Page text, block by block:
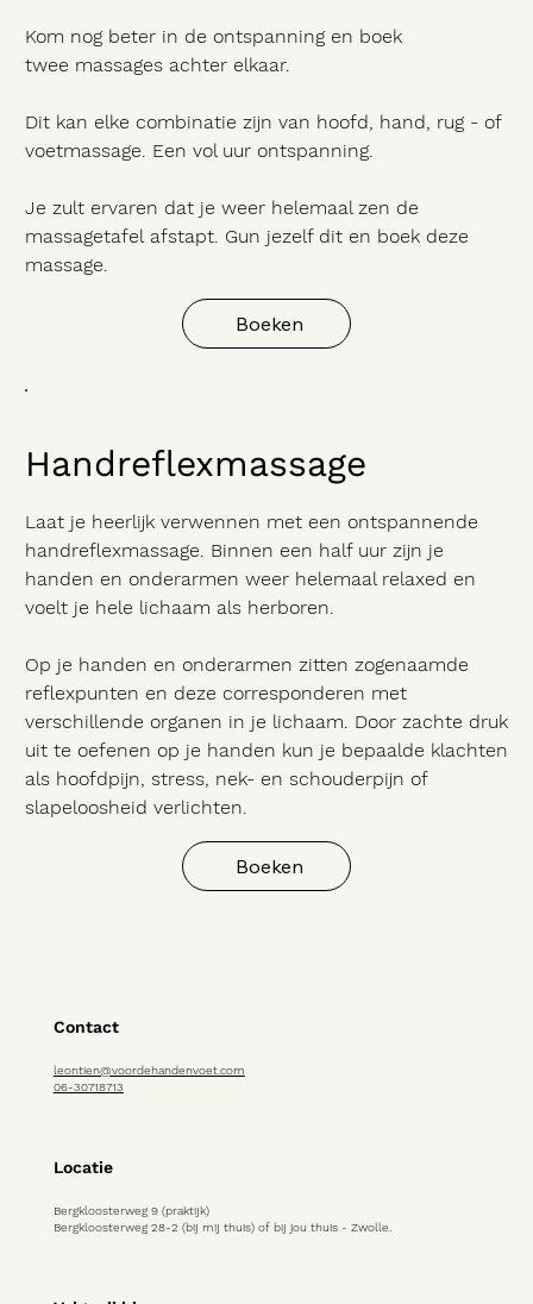
Kom nog beter in de ontspanning en boek
twee massages achter elkaar.
Dit kan elke combinatie zijn van hoofd, hand, rug - of
voetmassage. Een vol uur ontspanning.
Je zult ervaren dat je weer helemaal zen de
massagetafel afstapt. Gun jezelf dit en boek deze
massage.
Boeken
Handreflexmassage
Laat je heerlijk verwennen met een ontspannende
handreflexmassage. Binnen een half uur zijn je
handen en onderarmen weer helemaal relaxed en
voelt je hele lichaam als herboren.
Op je handen en onderarmen zitten zogenaamde
reflexpunten en deze corresponderen met
verschillende organen in je lichaam. Door zachte druk
uit te oefenen op je handen kun je bepaalde klachten
als hoofdpijn, stress, nek- en schouderpijn of
slapeloosheid verlichten.
Boeken
Contact
leontien@voordehandenvoet.com
06-30718713
Locatie
Bergkloosterweg 9 (praktijk)
Bergkloosterweg 28-2 (bij mij thuis) of bij jou thuis - Zwolle.